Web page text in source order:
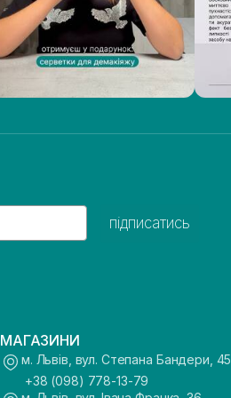
підписатись
МАГАЗИНИ
м. Львів, вул. Степана Бандери, 45
+38 (098) 778-13-79